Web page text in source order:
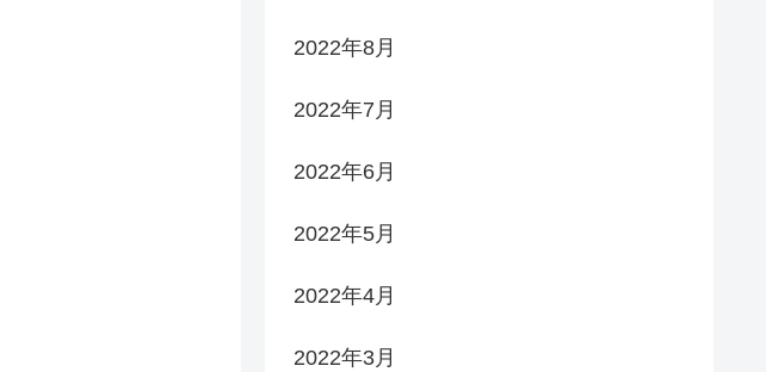
2022年8月
2022年7月
2022年6月
2022年5月
2022年4月
2022年3月